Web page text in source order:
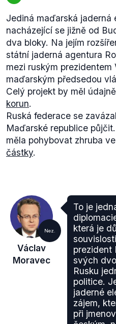
K další významné
na olympijských hrách v
gesto zdvižené pěsti
protestovali proti
Spojených státech.
Ve výčtu všech
politika, figuruje jako
kde se silně odrazil
Během tzv.
palestinskými teroristy
sportovců izraelské
Olympijské hry v roce
alespoň tím, že
vlajkou, nikoliv pod
Následné hry, které se
Los Angeles, lze označit
SSSR odmítlo svou účast
připojila většina jeho
Československa.
Mezi jedny z posledních
diskuze, patří olympijské
K výrazným odpůrcům
Jediná maďarská jaderná
nacházející se jižně od
dva bloky. Na jejím
státní jaderná agentura
mezi ruským prezidentem
maďarským předsedou
Celý projekt by měl
korun.
Ruská federace se
Maďarské republice
měla pohybovat zhruba
částky.
Nez.
Václav
Moravec
To je
která je
prezident
svých
Rusku
politice.
jaderné
zájem,
při